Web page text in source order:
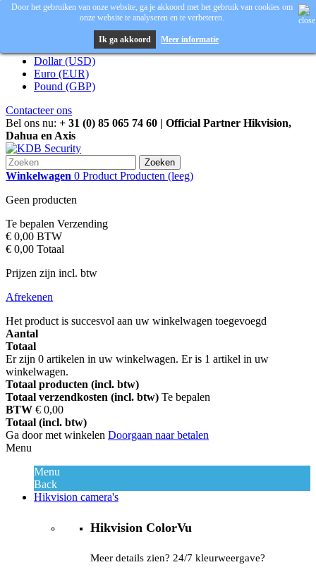
Dollar (USD)
Euro (EUR)
Pound (GBP)
Contacteer ons
Bel ons nu: + 31 (0) 85 065 74 60 | Official Partner Hikvision,
Dahua en Axis
Zoeken
Winkelwagen 0 Product Producten (leeg)
Geen producten
Te bepalen Verzending
€ 0,00 BTW
€ 0,00 Totaal
Prijzen zijn incl. btw
Afrekenen
Het product is succesvol aan uw winkelwagen toegevoegd
Aantal
Totaal
Er zijn 0 artikelen in uw winkelwagen. Er is 1 artikel in uw
winkelwagen.
Totaal producten (incl. btw)
Totaal verzendkosten (incl. btw) Te bepalen
BTW € 0,00
Totaal (incl. btw)
Ga door met winkelen Doorgaan naar betalen
Door het gebruiken van onze website, ga je akkoord met het gebruik van cookies om
onze website te analyseren en te verbeteren.
Ik ga akkoord Meer informatie
Menu
Menu
Back
Hikvision camera's
Hikvision ColorVu
Meer details zien? 24/7 kleurweergave?